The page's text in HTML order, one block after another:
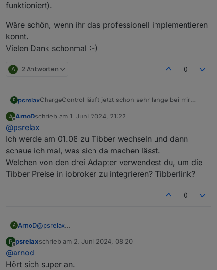
funktioniert).
Wäre schön, wenn ihr das professionell implementieren
könnt.
Vielen Dank schonmal :-)
A 2 Antworten 0
P psrelaxChargeControl läuft jetzt schon sehr lange bei mir
Vielen Dank dafür an den / die Entwickler.
Ich hätte einen Feature Request, der mir sehr wichtig
Ich habe ihn zwar schon sehr unschön in mein Script
eingebaut aber es ist einfach nur hinein gepfuscht,
darum hier meine Bitte.
Es geht darum über einen Datenpunkt (true/false) die
manuelle Speicherladung zu starten und auch wieder
zu beenden.
Mit einem weiteren Datenpunkt wird der SOC in
Prozent festgelegt.
Ich verwende diese Funktion, um mit einem anderen
Script anhand meiner Tibber-Preise die Ladung zu
starten.
Bei Bedarf kann ich auch gerne meine Änderungen
A
Offline
ArnoDschrieb am 1. Juni 2024, 21:22
zuletzt editiert von
@psrelax
Ich werde am 01.08 zu Tibber wechseln und dann
schaue ich mal, was sich da machen lässt.
Welchen von den drei Adapter verwendest du, um die
Tibber Preise in iobroker zu integrieren? Tibberlink?
0
A ArnoD@psrelax
schaue ich mal, was sich da machen lässt.
Tibber Preise in iobroker zu integrieren? Tibberlink?
P
Offline
psrelaxschrieb am 2. Juni 2024, 08:20
zuletzt editiert von
@arnod
Hört sich super an.